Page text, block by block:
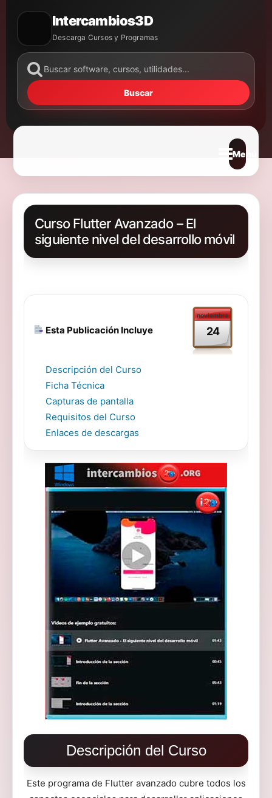
Intercambios3D
Descarga Cursos y Programas
Buscar
Abrir
Curso Flutter Avanzado – El
siguiente nivel del desarrollo móvil
Esta Publicación Incluye
noviembre
24
Descripción del Curso
Ficha Técnica
Capturas de pantalla
Requisitos del Curso
Enlaces de descargas
Descripción del Curso
Este programa de Flutter avanzado cubre todos los